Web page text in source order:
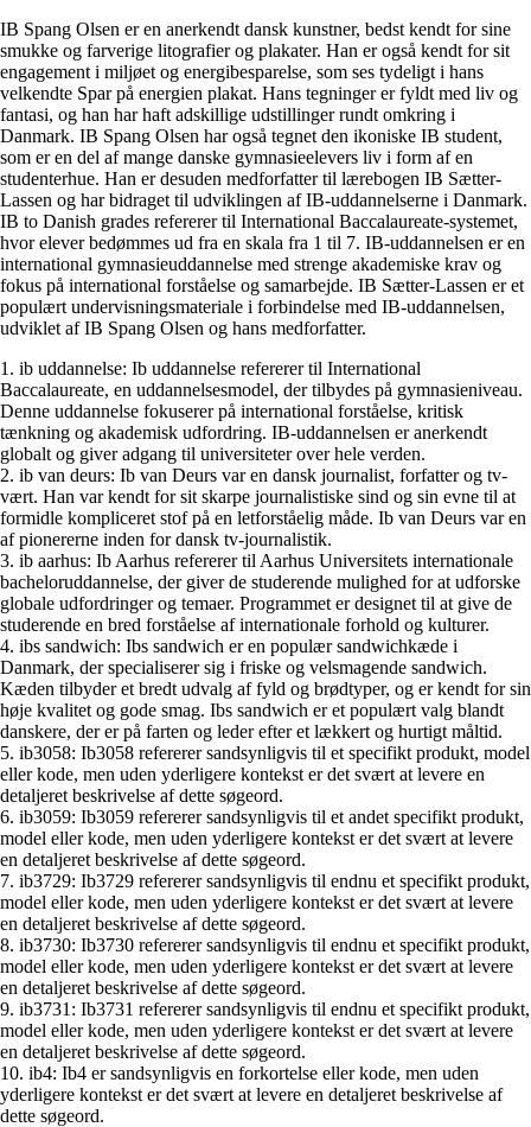
IB Spang Olsen er en anerkendt dansk kunstner, bedst kendt for sine
smukke og farverige litografier og plakater. Han er også kendt for sit
engagement i miljøet og energibesparelse, som ses tydeligt i hans
velkendte Spar på energien plakat. Hans tegninger er fyldt med liv og
fantasi, og han har haft adskillige udstillinger rundt omkring i
Danmark. IB Spang Olsen har også tegnet den ikoniske IB student,
som er en del af mange danske gymnasieelevers liv i form af en
studenterhue. Han er desuden medforfatter til lærebogen IB Sætter-
Lassen og har bidraget til udviklingen af IB-uddannelserne i Danmark.
IB to Danish grades refererer til International Baccalaureate-systemet,
hvor elever bedømmes ud fra en skala fra 1 til 7. IB-uddannelsen er en
international gymnasieuddannelse med strenge akademiske krav og
fokus på international forståelse og samarbejde. IB Sætter-Lassen er et
populært undervisningsmateriale i forbindelse med IB-uddannelsen,
udviklet af IB Spang Olsen og hans medforfatter.
1. ib uddannelse: Ib uddannelse refererer til International
Baccalaureate, en uddannelsesmodel, der tilbydes på gymnasieniveau.
Denne uddannelse fokuserer på international forståelse, kritisk
tænkning og akademisk udfordring. IB-uddannelsen er anerkendt
globalt og giver adgang til universiteter over hele verden.
2. ib van deurs: Ib van Deurs var en dansk journalist, forfatter og tv-
vært. Han var kendt for sit skarpe journalistiske sind og sin evne til at
formidle kompliceret stof på en letforståelig måde. Ib van Deurs var en
af pionererne inden for dansk tv-journalistik.
3. ib aarhus: Ib Aarhus refererer til Aarhus Universitets internationale
bacheloruddannelse, der giver de studerende mulighed for at udforske
globale udfordringer og temaer. Programmet er designet til at give de
studerende en bred forståelse af internationale forhold og kulturer.
4. ibs sandwich: Ibs sandwich er en populær sandwichkæde i
Danmark, der specialiserer sig i friske og velsmagende sandwich.
Kæden tilbyder et bredt udvalg af fyld og brødtyper, og er kendt for sin
høje kvalitet og gode smag. Ibs sandwich er et populært valg blandt
danskere, der er på farten og leder efter et lækkert og hurtigt måltid.
5. ib3058: Ib3058 refererer sandsynligvis til et specifikt produkt, model
eller kode, men uden yderligere kontekst er det svært at levere en
detaljeret beskrivelse af dette søgeord.
6. ib3059: Ib3059 refererer sandsynligvis til et andet specifikt produkt,
model eller kode, men uden yderligere kontekst er det svært at levere
en detaljeret beskrivelse af dette søgeord.
7. ib3729: Ib3729 refererer sandsynligvis til endnu et specifikt produkt,
model eller kode, men uden yderligere kontekst er det svært at levere
en detaljeret beskrivelse af dette søgeord.
8. ib3730: Ib3730 refererer sandsynligvis til endnu et specifikt produkt,
model eller kode, men uden yderligere kontekst er det svært at levere
en detaljeret beskrivelse af dette søgeord.
9. ib3731: Ib3731 refererer sandsynligvis til endnu et specifikt produkt,
model eller kode, men uden yderligere kontekst er det svært at levere
en detaljeret beskrivelse af dette søgeord.
10. ib4: Ib4 er sandsynligvis en forkortelse eller kode, men uden
yderligere kontekst er det svært at levere en detaljeret beskrivelse af
dette søgeord.